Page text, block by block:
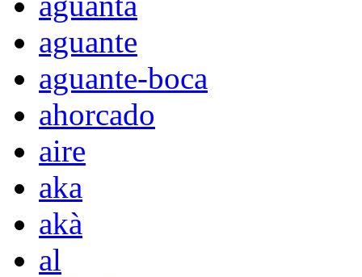
aguante
aguante-boca
ahorcado
aire
aka
akà
al